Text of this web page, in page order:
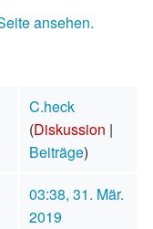
ansehen.
C.heck
(Diskussion |
Beiträge)
03:38, 31. Mär.
2019